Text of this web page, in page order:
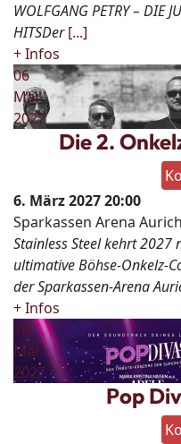
WOLFGANG PETRY – DIE
HITSDer [...]
+ Infos
06
Mär
2027
Die 2.
6. März 202720:00
Sparkassen Arena Aurich
Stainless Steel kehrt
ultimative Böhse-Onkelz-
der Sparkassen-Arena
+ Infos
10
Mär
2027
Pop